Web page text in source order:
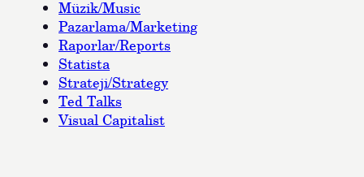
Müzik/Music
Pazarlama/Marketing
Raporlar/Reports
Statista
Strateji/Strategy
Ted Talks
Visual Capitalist